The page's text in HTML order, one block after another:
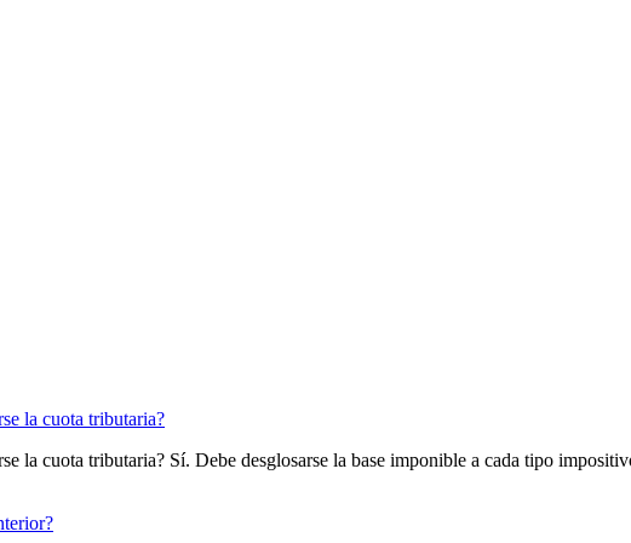
la cuota tributaria?
la cuota tributaria? Sí. Debe desglosarse la base imponible a cada tipo